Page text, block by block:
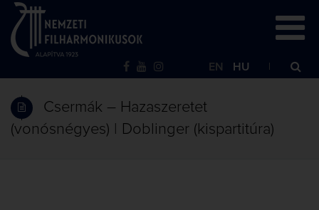
EN HU
Csermák – Hazaszeretet
(vonósnégyes) | Doblinger (kispartitúra)